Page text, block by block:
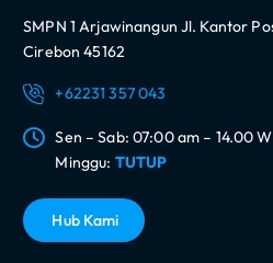
SMPN 1 Arjawinangun Jl. Kantor
Cirebon 45162
+62231 357 043
Sen – Sab: 07:00 am – 14.00
Minggu: TUTUP
Hub Kami